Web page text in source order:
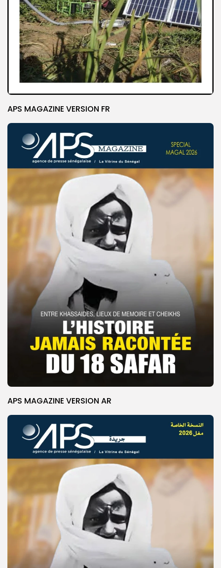
APS MAGAZINE VERSION FR
APS MAGAZINE VERSION AR